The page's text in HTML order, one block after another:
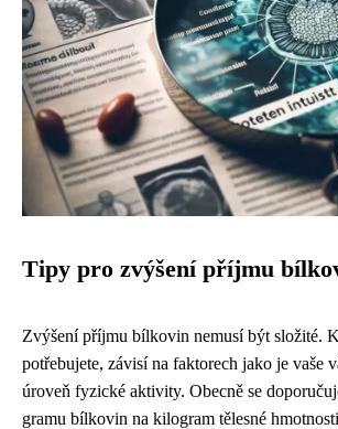
Tipy pro zvýšení příjmu
Zvýšení příjmu bílkovin nemusí být složité.
potřebujete, závisí na faktorech jako je vaše
úroveň fyzické aktivity. Obecně se
gramu bílkovin na kilogram tělesné